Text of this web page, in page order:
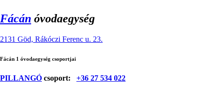
Fácán óvodaegység
2131 Göd, Rákóczi Ferenc u. 23.
Fácán 1 óvodaegység csoportjai
PILLANGÓ csoport: +36 27 534 022